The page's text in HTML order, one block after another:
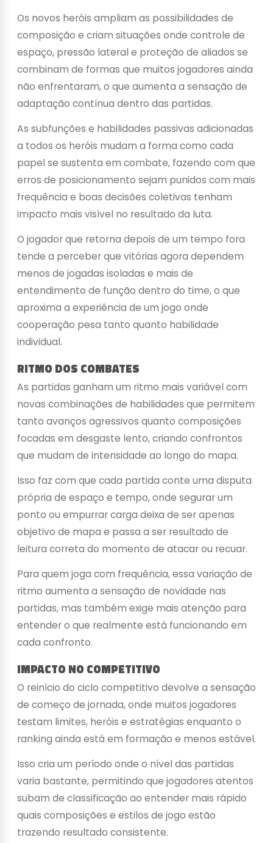
Os novos heróis ampliam as possibilidades de
composição e criam situações onde controle de
espaço, pressão lateral e proteção de aliados se
combinam de formas que muitos jogadores ainda
não enfrentaram, o que aumenta a sensação de
adaptação contínua dentro das partidas.
As subfunções e habilidades passivas adicionadas
a todos os heróis mudam a forma como cada
papel se sustenta em combate, fazendo com que
erros de posicionamento sejam punidos com mais
frequência e boas decisões coletivas tenham
impacto mais visível no resultado da luta.
O jogador que retorna depois de um tempo fora
tende a perceber que vitórias agora dependem
menos de jogadas isoladas e mais de
entendimento de função dentro do time, o que
aproxima a experiência de um jogo onde
cooperação pesa tanto quanto habilidade
individual.
RITMO DOS COMBATES
As partidas ganham um ritmo mais variável com
novas combinações de habilidades que permitem
tanto avanços agressivos quanto composições
focadas em desgaste lento, criando confrontos
que mudam de intensidade ao longo do mapa.
Isso faz com que cada partida conte uma disputa
própria de espaço e tempo, onde segurar um
ponto ou empurrar carga deixa de ser apenas
objetivo de mapa e passa a ser resultado de
leitura correta do momento de atacar ou recuar.
Para quem joga com frequência, essa variação de
ritmo aumenta a sensação de novidade nas
partidas, mas também exige mais atenção para
entender o que realmente está funcionando em
cada confronto.
IMPACTO NO COMPETITIVO
O reinício do ciclo competitivo devolve a sensação
de começo de jornada, onde muitos jogadores
testam limites, heróis e estratégias enquanto o
ranking ainda está em formação e menos estável.
Isso cria um período onde o nível das partidas
varia bastante, permitindo que jogadores atentos
subam de classificação ao entender mais rápido
quais composições e estilos de jogo estão
trazendo resultado consistente.